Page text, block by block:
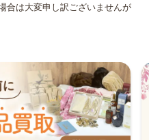
合は大変申し訳ございませんが